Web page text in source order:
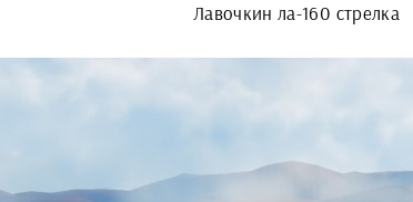
Лавочкин ла-160 стрелка